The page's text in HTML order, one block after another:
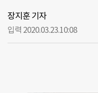
장지훈 기자
입력 2020.03.23.10:08